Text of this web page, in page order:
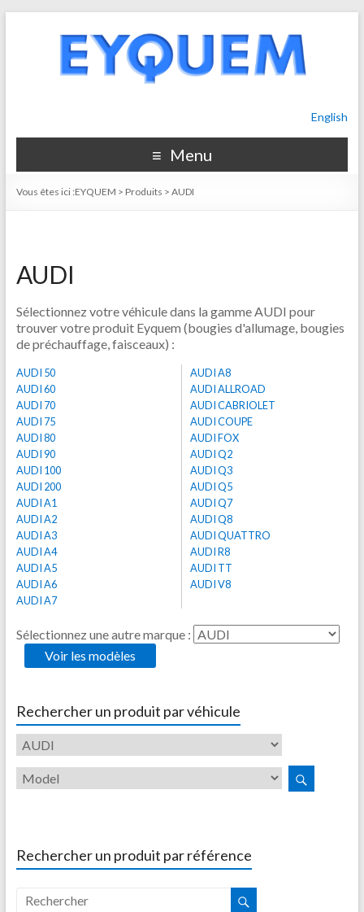
English
Menu
Vous êtes ici :EYQUEM > Produits > AUDI
AUDI
Sélectionnez votre véhicule dans la gamme AUDI pour
trouver votre produit Eyquem (bougies d'allumage, bougies
de préchauffage, faisceaux) :
AUDI 50
AUDI 60
AUDI 70
AUDI 75
AUDI 80
AUDI 90
AUDI 100
AUDI 200
AUDI A1
AUDI A2
AUDI A3
AUDI A4
AUDI A5
AUDI A6
AUDI A7
AUDI A8
AUDI ALLROAD
AUDI CABRIOLET
AUDI COUPE
AUDI FOX
AUDI Q2
AUDI Q3
AUDI Q5
AUDI Q7
AUDI Q8
AUDI QUATTRO
AUDI R8
AUDI TT
AUDI V8
Sélectionnez une autre marque :
Rechercher un produit par véhicule
Rechercher un produit par référence